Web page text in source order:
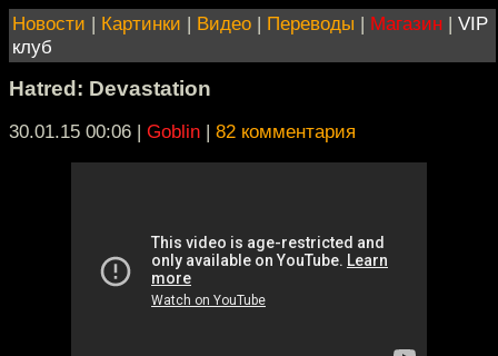
Новости | Картинки | Видео | Переводы | Магазин | VIP
клуб
Hatred: Devastation
30.01.15 00:06 | Goblin | 82 комментария